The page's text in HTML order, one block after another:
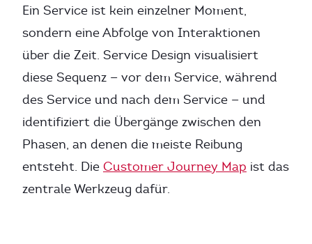
Ein Service ist kein einzelner Moment,
sondern eine Abfolge von Interaktionen
über die Zeit. Service Design visualisiert
diese Sequenz — vor dem Service, während
des Service und nach dem Service — und
identifiziert die Übergänge zwischen den
Phasen, an denen die meiste Reibung
entsteht. Die Customer Journey Map ist das
zentrale Werkzeug dafür.